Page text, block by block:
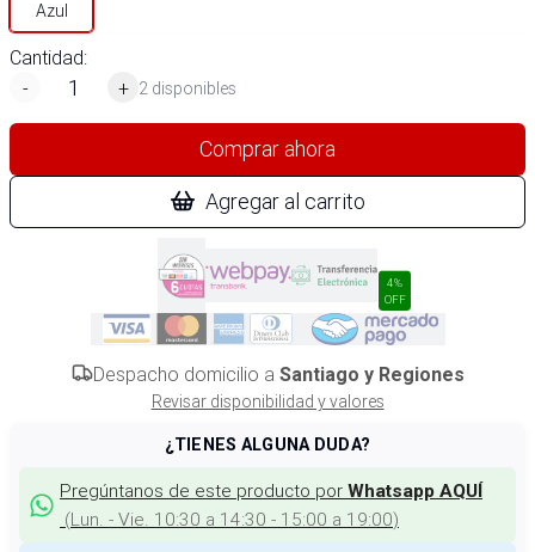
Azul
Cantidad:
-
+ 2 disponibles
Comprar ahora
Agregar al carrito
4%
OFF
Despacho domicilio a Santiago y Regiones
Revisar disponibilidad y valores
¿TIENES ALGUNA DUDA?
Pregúntanos de este producto por Whatsapp AQUÍ
(Lun. - Vie. 10:30 a 14:30 - 15:00 a 19:00)